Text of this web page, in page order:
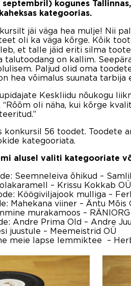
septembril) kogunes
kategoorias.
jäi väga hea mulje! Nii
oli ka väga kõrge. Kõik
et talle jäid eriti silma
talutoodang on kallim.
Paljud olid oma
hea võimalus suunata
Keskliidu nõukogu
oli näha, kui kõrge
konkursil 56 toodet. Toodete
kategooriata.
alusel valiti kategooriate
Seemneleiva õhikud –
– Krissu Kokkab OÜ
Köögiviljajook mulliga –
Mahekana viiner – Äntu Mõis
murakamoos –
Andre Prima Old – Andre
juustule – Meemeistrid OÜ
meie lapse lemmiktee –